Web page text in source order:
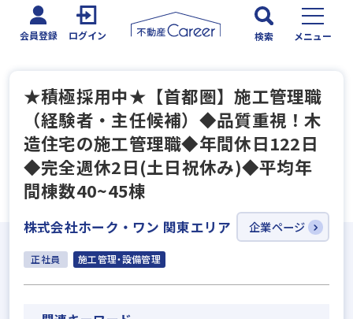
会員登録 ログイン 検索 メニュー
★積極採用中★【首都圏】施工管理職
（経験者・主任候補）◆品質重視！木
造住宅の施工管理職◆年間休日122日
◆完全週休2日(土日祝休み)◆平均年
間棟数40~45棟
株式会社ホーク・ワン 関東エリア 企業ページ
正社員 施工管理・設備管理